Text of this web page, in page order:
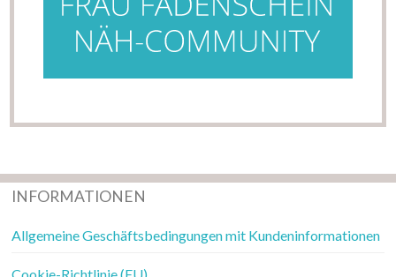
INFORMATIONEN
Allgemeine Geschäftsbedingungen mit Kundeninformationen